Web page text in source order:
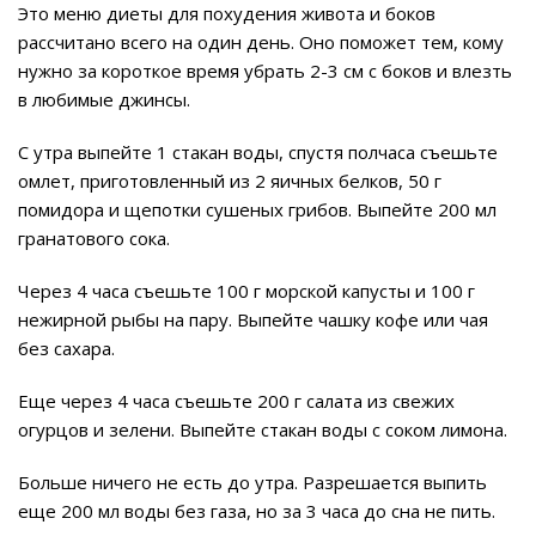
Это меню диеты для похудения живота и боков
рассчитано всего на один день. Оно поможет тем, кому
нужно за короткое время убрать 2-3 см с боков и влезть
в любимые джинсы.
С утра выпейте 1 стакан воды, спустя полчаса съешьте
омлет, приготовленный из 2 яичных белков, 50 г
помидора и щепотки сушеных грибов. Выпейте 200 мл
гранатового сока.
Через 4 часа съешьте 100 г морской капусты и 100 г
нежирной рыбы на пару. Выпейте чашку кофе или чая
без сахара.
Еще через 4 часа съешьте 200 г салата из свежих
огурцов и зелени. Выпейте стакан воды с соком лимона.
Больше ничего не есть до утра. Разрешается выпить
еще 200 мл воды без газа, но за 3 часа до сна не пить.